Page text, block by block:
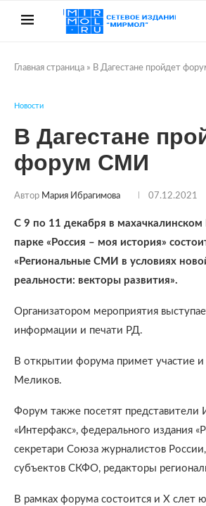
Главная страница » В Дагестане пройдет
Новости
В Дагестане
форум СМИ
Автор Мария Ибрагимова 07.12.2021
С 9 по 11 декабря в махачкалинском
парке «Россия – моя история»
«Региональные СМИ в условиях
реальности: векторы развития».
Организатором мероприятия
информации и печати РД.
В открытии форума примет участие и
Меликов.
Форум также посетят
«Интерфакс», федерального издания
секретари Союза журналистов
субъектов СКФО, редакторы
В рамках форума состоится и X слет